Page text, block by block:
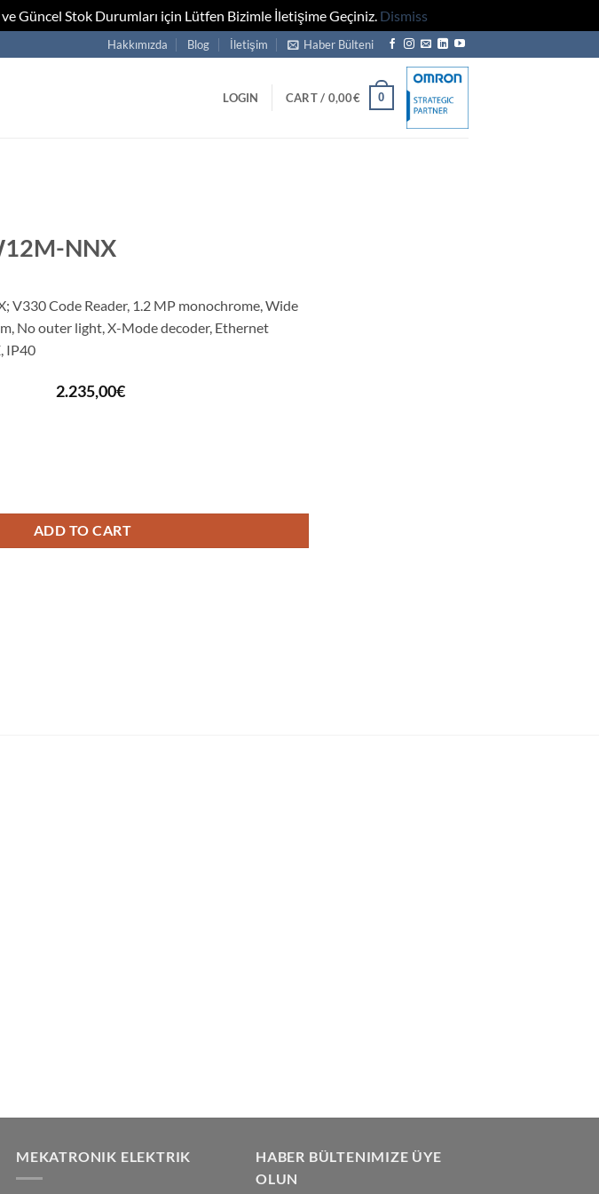
Güncel Stok Durumları için Lütfen Bizimle İletişime Geçiniz. Dismiss
Hakkımızda Blog İletişim Haber Bülteni
LOGIN CART / 0,00€ 0
NNX
Code Reader, 1.2 MP monochrome, Wide
No outer light, X-Mode decoder, Ethernet
IP40
2.235,00€
ADD TO CART
MEKATRONIK ELEKTRIK
HABER BÜLTENIMIZE ÜYE
OLUN